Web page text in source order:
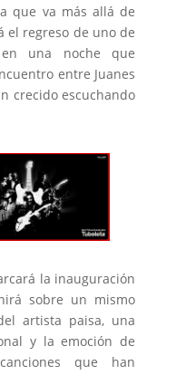
que va más allá de
el regreso de uno de
una noche que
entre Juanes
crecido escuchando
la inauguración
sobre un mismo
artista paisa, una
y la emoción de
que han